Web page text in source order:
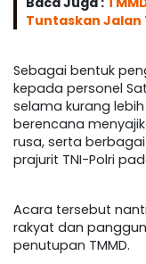
Tuntaskan Jalan
Sebagai bentuk
kepada personel
selama kurang
berencana
rusa, serta
prajurit TNI-Polri
Acara tersebut
rakyat dan
penutupan TMMD.